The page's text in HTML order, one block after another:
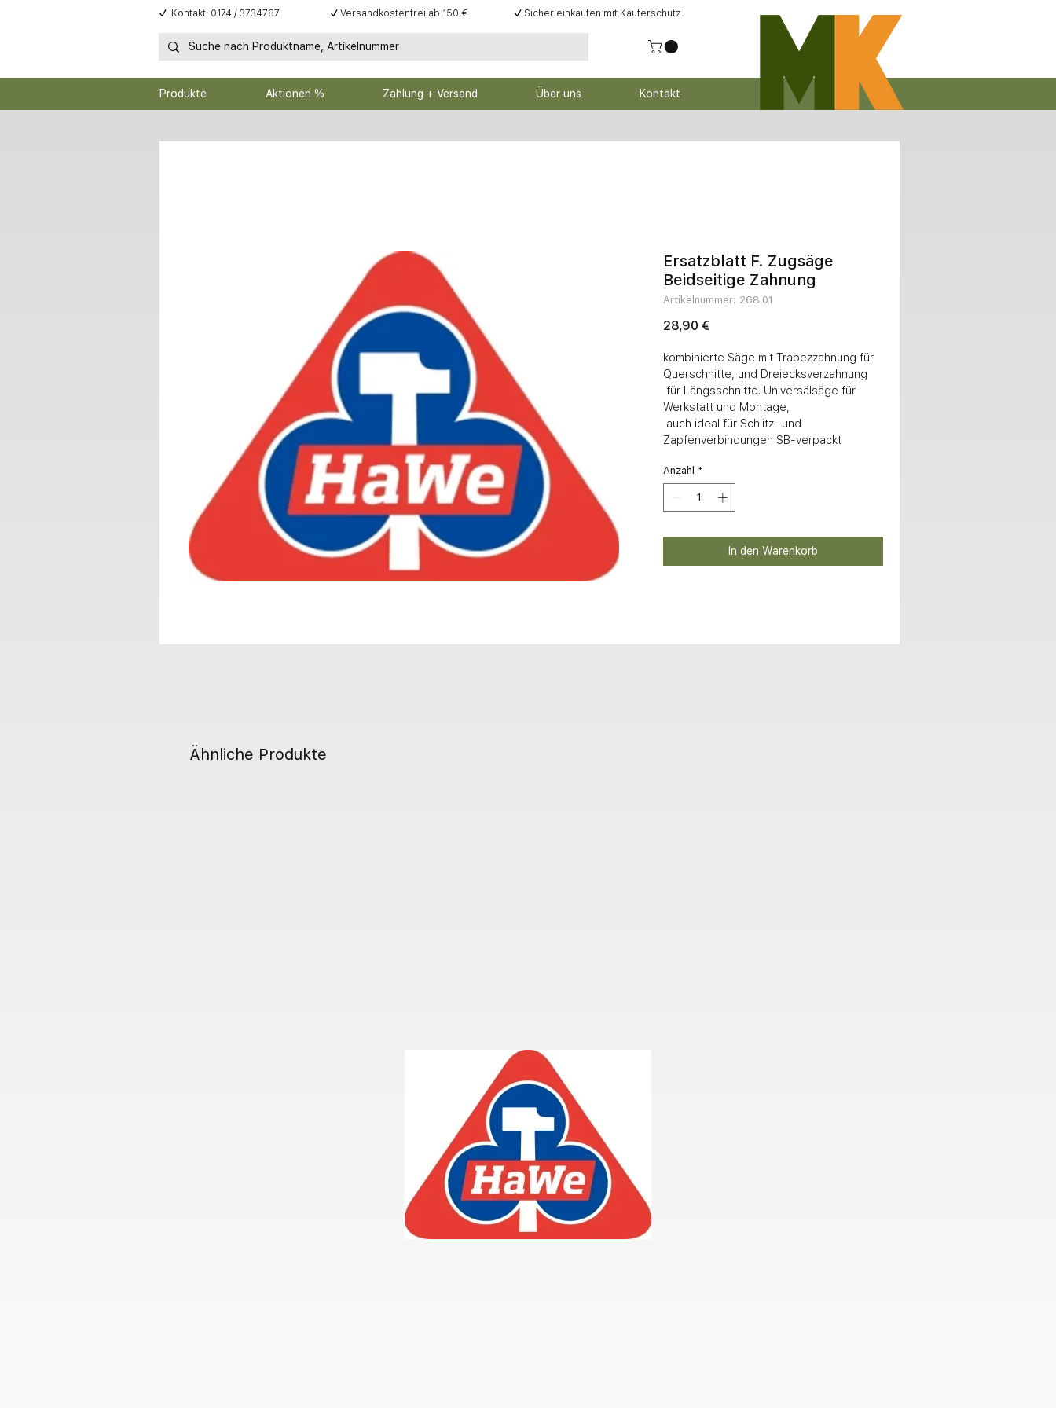
Produkte Aktionen % Zahlung + Versand Über uns Kontakt
✓ Kontakt: 0174 / 3734787 ✓ Versandkostenfrei ab 150 € ✓ Sicher einkaufen mit Käuferschutz
Ähnliche Produkte
Ersatzblatt F. Zugsäge
Beidseitige Zahnung
Artikelnummer: 268.01
28,90 €Preis
kombinierte Säge mit Trapezzahnung für
Querschnitte, und Dreiecksverzahnung
Werkstatt und Montage,
Zapfenverbindungen SB-verpackt
Anzahl *
In den Warenkorb